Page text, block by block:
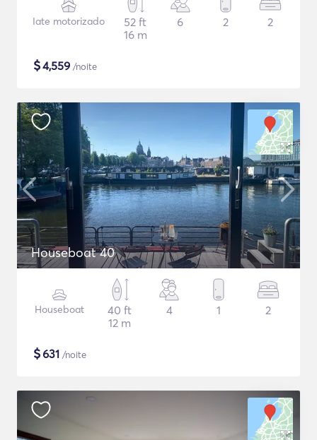
Iate motorizado
52 ft
16 m
6 2 2
$4,559 /noite
Houseboat 40
Houseboat
40 ft
12 m
4 1 2
$631 /noite